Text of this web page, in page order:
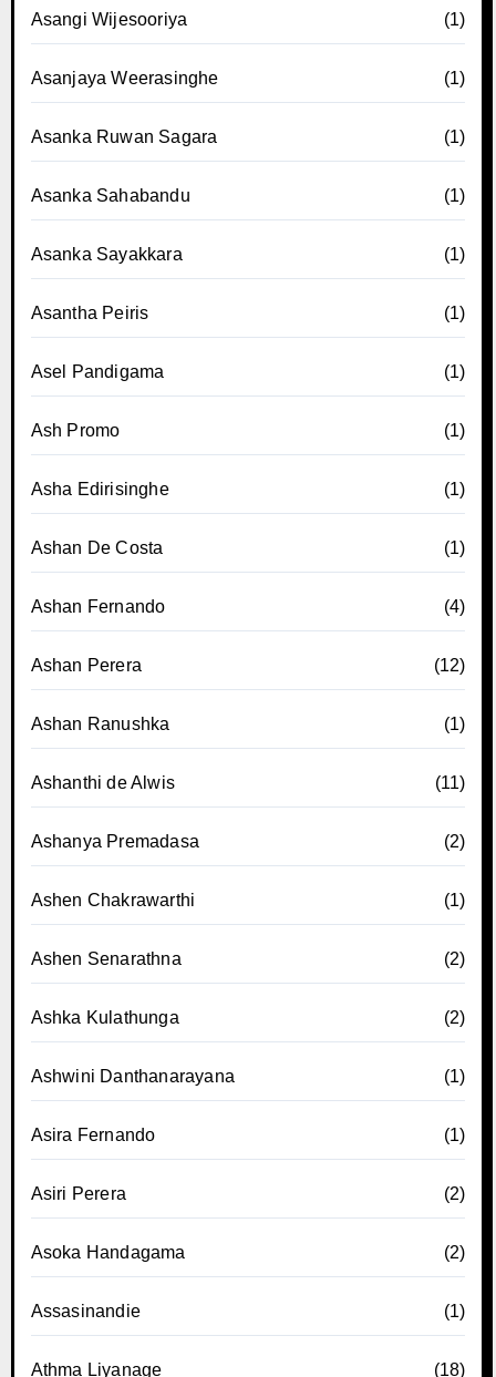
Asangi Wijesooriya (1)
Asanjaya Weerasinghe (1)
Asanka Ruwan Sagara (1)
Asanka Sahabandu (1)
Asanka Sayakkara (1)
Asantha Peiris (1)
Asel Pandigama (1)
Ash Promo (1)
Asha Edirisinghe (1)
Ashan De Costa (1)
Ashan Fernando (4)
Ashan Perera (12)
Ashan Ranushka (1)
Ashanthi de Alwis (11)
Ashanya Premadasa (2)
Ashen Chakrawarthi (1)
Ashen Senarathna (2)
Ashka Kulathunga (2)
Ashwini Danthanarayana (1)
Asira Fernando (1)
Asiri Perera (2)
Asoka Handagama (2)
Assasinandie (1)
Athma Liyanage (18)